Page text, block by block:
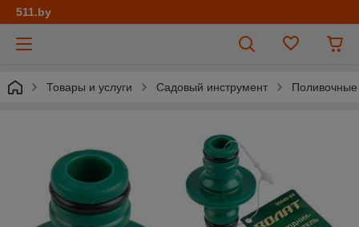
511.by
Товары и услуги Садовый инструмент